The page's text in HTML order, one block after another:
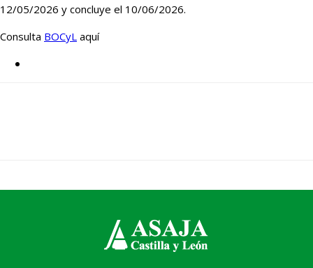
12/05/2026 y concluye el 10/06/2026.
Consulta BOCyL aquí